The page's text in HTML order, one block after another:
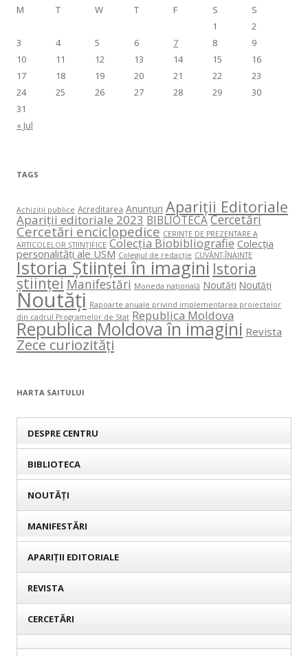
M
T W T F S S
« Jul
1
2
3
4 5 6 7 8
9
10
11 12 13 14 15
16
17
18 19 20 21 22
23
24
25 26 27 28 29
30
31
TAGS
Achiziții publice Acreditarea Anunțuri Apariții Editoriale
Apariții editoriale 2023 BIBLIOTECACercetări
Cercetări enciclopedice CERINŢE DE PREZENTARE A
ARTICOLELOR ŞTIINŢIFICE Colecția Biobibliografie Colecția
personalități ale USM Colegiul de redacție CUVÂNT-ÎNAINTE
Istoria Științei în imagini Istoria
științei Manifestări Moneda națională Noutăți Noutăți
Noutăți Rapoarte anuale privind implementarea proiectelor
din cadrul Programelor de Stat Republica Moldova
Republica Moldova în imagini Revista
Zece curiozități
HARTA SAITULUI
DESPRE CENTRU
BIBLIOTECA
NOUTĂȚI
MANIFESTĂRI
APARIȚII EDITORIALE
REVISTA
CERCETĂRI